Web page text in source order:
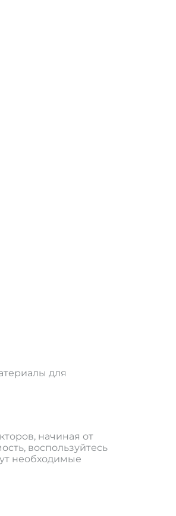
для
начиная от
воспользуйтесь
необходимые